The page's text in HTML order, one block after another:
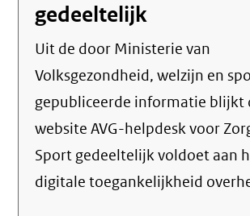
gedeeltelijk
Uit de door Ministerie van
Volksgezondheid, welzijn en
gepubliceerde informatie blijkt
website AVG-helpdesk voor
Sport gedeeltelijk voldoet aan
digitale toegankelijkheid